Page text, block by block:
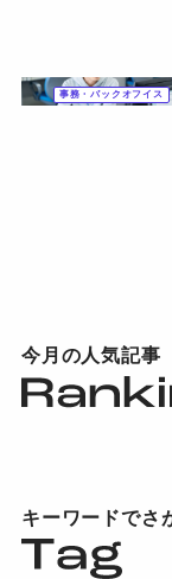
事務・バックオフイス
今月の人気記事
キーワードでさ